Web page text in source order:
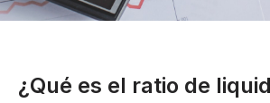
¿Qué es el ratio de